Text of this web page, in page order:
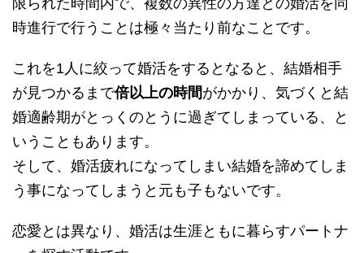
限られた時間内で、複数の異性の方達との婚活を同
時進行で行うことは極々当たり前なことです。
これを1人に絞って婚活をするとなると、結婚相手
が見つかるまで倍以上の時間がかかり、気づくと結
婚適齢期がとっくのとうに過ぎてしまっている、と
いうこともあります。
そして、婚活疲れになってしまい結婚を諦めてしま
う事になってしまうと元も子もないです。
恋愛とは異なり、婚活は生涯ともに暮らすパートナ